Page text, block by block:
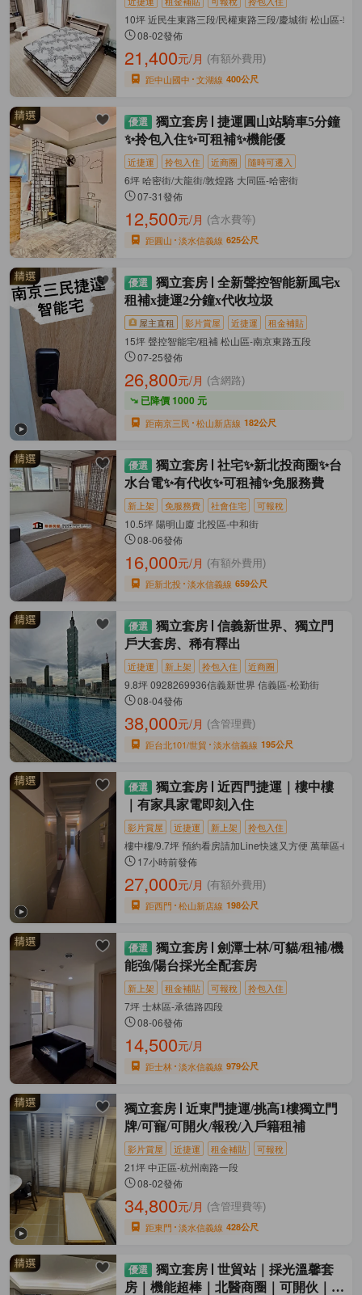
10坪 近民生東路三段/民權東路三段/慶城街 松山區-敦
08-02發佈
21,400元/月 (有額外費用)
距中山國中 文湖線 400公尺
獨立套房
捷運圓山站騎車5分鐘
✨拎包入住✨可租補✨機能優
近捷運 拎包入住 近商圈 隨時可遷入
6坪 哈密街/大龍街/敦煌路 大同區-哈密街
07-31發佈
12,500元/月 (含水費等)
距圓山 淡水信義線 625公尺
獨立套房
全新聲控智能新風宅x
租補x捷運2分鐘x代收垃圾
屋主直租 影片賞屋 近捷運 租金補貼
15坪 聲控智能宅/租補 松山區-南京東路五段
07-25發佈
26,800元/月 (含網路)
已降價 1000 元
距南京三民 松山新店線 182公尺
獨立套房
社宅✨新北投商圈✨台
水台電✨有代收✨可租補✨免服務費
新上架 免服務費 社會住宅 可報稅
10.5坪 陽明山廈 北投區-中和街
08-06發佈
16,000元/月 (有額外費用)
距新北投 淡水信義線 659公尺
獨立套房
信義新世界、獨立門
戶大套房、稀有釋出
近捷運 新上架 拎包入住 近商圈
9.8坪 0928269936信義新世界 信義區-松勤街
08-04發佈
38,000元/月 (含管理費)
距台北101/世貿 淡水信義線 195公尺
獨立套房
近西門捷運｜樓中樓
｜有家具家電即刻入住
影片賞屋 近捷運 新上架 拎包入住
樓中樓/9.7坪 預約看房請加Line快速又方便 萬華區-峨
17小時前發佈
27,000元/月 (有額外費用)
距西門 松山新店線 198公尺
獨立套房
劍潭士林/可貓/租補/機
能強/陽台採光全配套房
新上架 租金補貼 可報稅 拎包入住
7坪 士林區-承德路四段
08-06發佈
14,500元/月
距士林 淡水信義線 979公尺
獨立套房
近東門捷運/挑高1樓獨立門
牌/可寵/可開火/報稅/入戶籍租補
影片賞屋 近捷運 租金補貼 可報稅
21坪 中正區-杭州南路一段
08-02發佈
34,800元/月 (含管理費等)
距東門 淡水信義線 428公尺
獨立套房
世貿站｜採光溫馨套
房｜機能超棒｜北醫商圈｜可開伙｜獨